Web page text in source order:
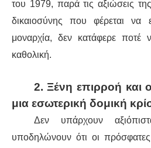
του 1979, παρά τις αξιώσεις
δικαιοσύνης που φέρεται να
μοναρχία, δεν κατάφερε ποτέ
καθολική.
2. Ξένη επιρροή και
μια εσωτερική δομική
Δεν υπάρχουν
υποδηλώνουν ότι οι πρόσφατες